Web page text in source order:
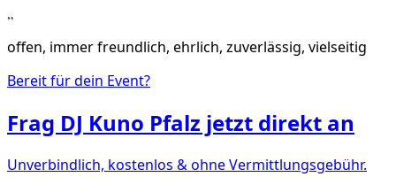
„
offen, immer freundlich, ehrlich, zuverlässig, vielseitig
Bereit für dein Event?
Frag DJ Kuno Pfalz jetzt direkt an
Unverbindlich, kostenlos & ohne Vermittlungsgebühr.